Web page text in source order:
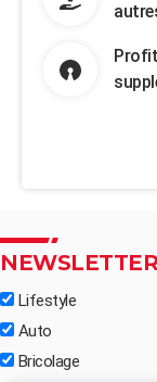
Lifestyle
Auto
Bricolage